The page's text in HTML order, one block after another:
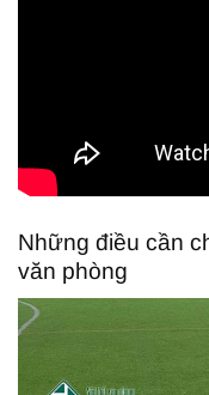
Những điều cần
văn phòng